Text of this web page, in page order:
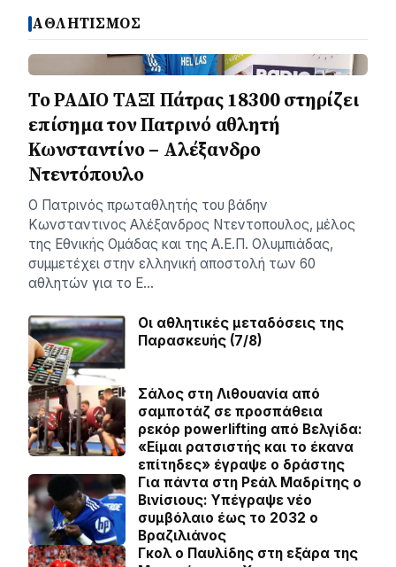
ΑΘΛΗΤΙΣΜΟΣ
Το ΡΑΔΙΟ ΤΑΞΙ Πάτρας 18300 στηρίζει
επίσημα τον Πατρινό αθλητή
Κωνσταντίνο – Αλέξανδρο
Ντεντόπουλο
Ο Πατρινός πρωταθλητής του βάδην
Κωνσταντινος Αλέξανδρος Ντεντοπουλος, μέλος
της Εθνικής Ομάδας και της Α.Ε.Π. Ολυμπιάδας,
συμμετέχει στην ελληνική αποστολή των 60
αθλητών για το Ε…
Οι αθλητικές μεταδόσεις της
Παρασκευής (7/8)
Σάλος στη Λιθουανία από
σαμποτάζ σε προσπάθεια
ρεκόρ powerlifting από Βελγίδα:
«Είμαι ρατσιστής και το έκανα
επίτηδες» έγραψε ο δράστης
Για πάντα στη Ρεάλ Μαδρίτης ο
Βινίσιους: Yπέγραψε νέο
συμβόλαιο έως το 2032 ο
Βραζιλιάνος
Γκολ ο Παυλίδης στη εξάρα της